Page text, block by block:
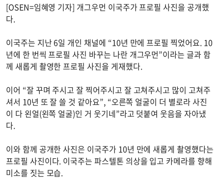
[OSEN=임혜영 기자] 개그우먼 이국주가 프로필 사진을 공개했
다.
이국주는 지난 6일 개인 채널에 “10년 만에 프로필 찍었어요. 10
년에 한 번씩 프로필 사진 바꾸는 나란 개그우먼”이라는 글과 함
께 새롭게 촬영한 프로필 사진을 게재했다.
이어 “잘 꾸며 주시고 잘 찍어주시고 잘 고쳐주시고 많이 고쳐주
셔서 10년 또 잘 쓸 것 같아요”, “오른쪽 얼굴이 더 별로라 사진
이 다 왼얼(왼쪽 얼굴)인 거 웃기네”라고 덧붙여 웃음을 자아냈
다.
이와 함께 공개한 사진은 이국주가 10년 만에 새롭게 촬영했다는
프로필 사진이다. 이국주는 파스텔톤 의상을 입고 카메라를 향해
미소를 짓는 모습.